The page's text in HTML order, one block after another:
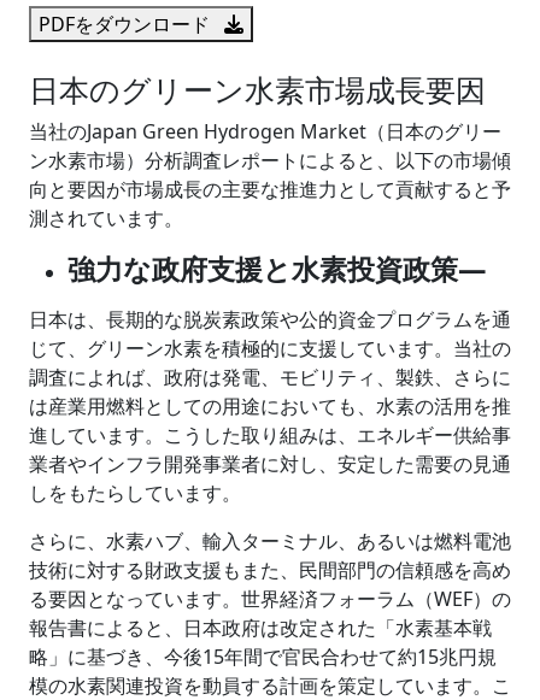
PDFをダウンロード
日本のグリーン水素市場成長要因
当社のJapan Green Hydrogen Market（日本のグリー
ン水素市場）分析調査レポートによると、以下の市場傾
向と要因が市場成長の主要な推進力として貢献すると予
測されています。
強力な政府支援と水素投資政策―
日本は、長期的な脱炭素政策や公的資金プログラムを通
じて、グリーン水素を積極的に支援しています。当社の
調査によれば、政府は発電、モビリティ、製鉄、さらに
は産業用燃料としての用途においても、水素の活用を推
進しています。こうした取り組みは、エネルギー供給事
業者やインフラ開発事業者に対し、安定した需要の見通
しをもたらしています。
さらに、水素ハブ、輸入ターミナル、あるいは燃料電池
技術に対する財政支援もまた、民間部門の信頼感を高め
る要因となっています。世界経済フォーラム（WEF）の
報告書によると、日本政府は改定された「水素基本戦
略」に基づき、今後15年間で官民合わせて約15兆円規
模の水素関連投資を動員する計画を策定しています。こ